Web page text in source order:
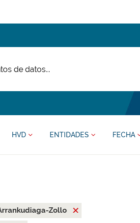
HVD ENTIDADES FECHA
Zollo